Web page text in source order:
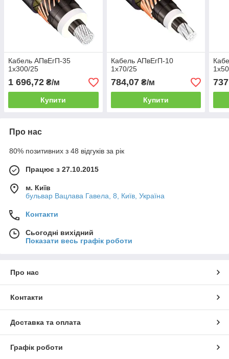
Кабель АПвЕгП-35
1х300/25
1 696,72 ₴/м
Купити
Кабель АПвЕгП-10
1х70/25
784,07₴/м
Купити
Про нас
80% позитивних з 48 відгуків за рік
Працює з 27.10.2015
м. Київ
бульвар Вацлава Гавела, 8, Київ, Україна
Контакти
Сьогодні вихідний
Показати весь графік роботи
Про нас
Контакти
Доставка та оплата
Графік роботи